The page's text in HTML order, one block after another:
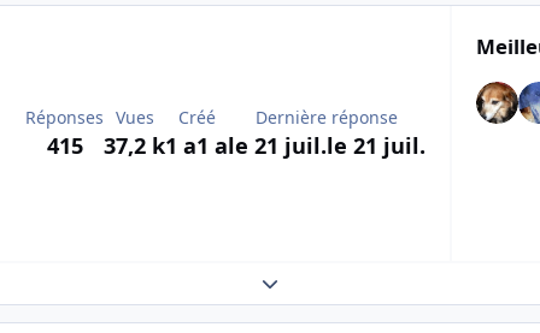
Réponses
415
Vues
37,2 k
Créé
1 a1 a
Dernière réponse
le 21 juil.le 21 juil.
Expand topic overview